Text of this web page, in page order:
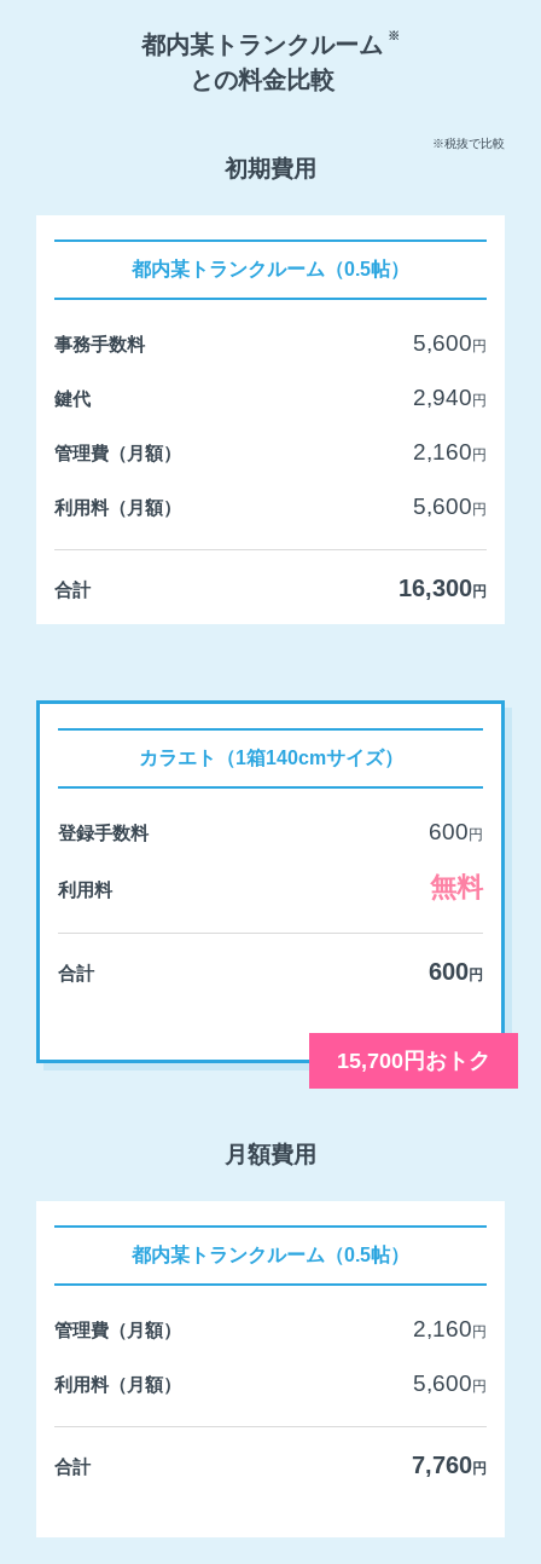
都内某トランクルーム
との料金比較
※
※税抜で比較
初期費用
都内某トランクルーム（0.5帖）
事務手数料 5,600円
鍵代 2,940円
管理費（月額） 2,160円
利用料（月額） 5,600円
合計 16,300円
カラエト（1箱140cmサイズ）
登録手数料 600円
利用料 無料
合計 600円
15,700円おトク
月額費用
都内某トランクルーム（0.5帖）
管理費（月額） 2,160円
利用料（月額） 5,600円
合計 7,760円